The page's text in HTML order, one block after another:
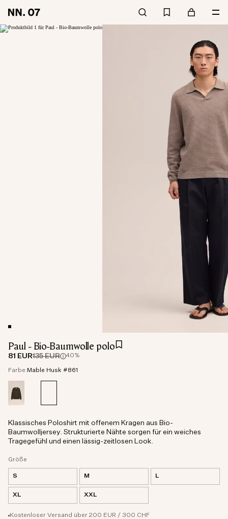
Paul - Bio-Baumwolle polo
81 EUR135 EUR 40%
Farbe: Mable Husk #861
Größe
S M L
XL XXL
Kostenloser Versand über 200 EUR / 300 CHF
Klassisches Poloshirt mit offenem Kragen aus Bio-
Baumwolljersey. Strukturierte Nähte sorgen für ein weiches
Tragegefühl und einen lässig-zeitlosen Look.